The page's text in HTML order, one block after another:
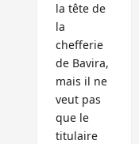
la tête de
la
chefferie
de Bavira,
mais il ne
veut pas
que le
titulaire